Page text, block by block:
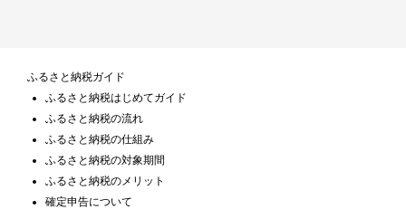
ふるさと納税ガイド
ふるさと納税はじめてガイド
ふるさと納税の流れ
ふるさと納税の仕組み
ふるさと納税の対象期間
ふるさと納税のメリット
確定申告について